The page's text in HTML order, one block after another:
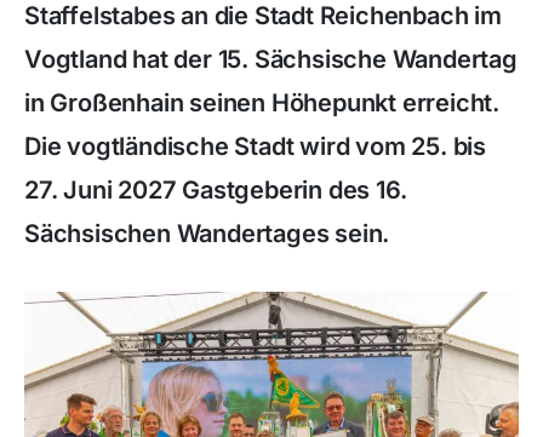
Staffelstabes an die Stadt Reichenbach im
Vogtland hat der 15. Sächsische Wandertag
in Großenhain seinen Höhepunkt erreicht.
Die vogtländische Stadt wird vom 25. bis
27. Juni 2027 Gastgeberin des 16.
Sächsischen Wandertages sein.